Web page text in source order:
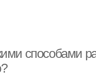
способами